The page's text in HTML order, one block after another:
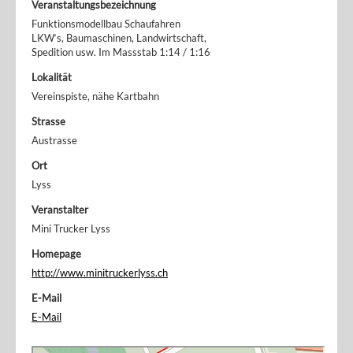
Veranstaltungsbezeichnung
Funktionsmodellbau Schaufahren
LKW‘s, Baumaschinen, Landwirtschaft,
Spedition usw. Im Massstab 1:14 / 1:16
Lokalität
Vereinspiste, nähe Kartbahn
Strasse
Austrasse
Ort
Lyss
Veranstalter
Mini Trucker Lyss
Homepage
http://www.minitruckerlyss.ch
E-Mail
E-Mail